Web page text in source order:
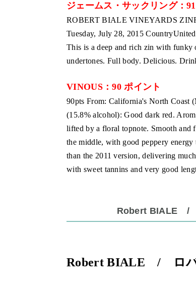
ジェームス・サックリング：
ROBERT BIALE VINEYARDS
Tuesday, July 28, 2015
This is a deep and rich zin with funky
undertones. Full body. Delicious.
VINOUS：90 ポイント
90pts From: California's North Coast
(15.8% alcohol): Good dark red.
lifted by a floral topnote. Smooth and
the middle, with good peppery
than the 2011 version, delivering
with sweet tannins and very good
Robert BIALE /
Robert BIALE / ロバ